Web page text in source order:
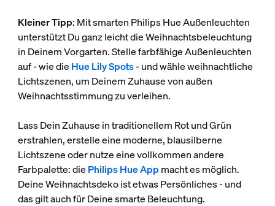
Kleiner Tipp: Mit smarten Philips Hue Außenleuchten
unterstützt Du ganz leicht die Weihnachtsbeleuchtung
in Deinem Vorgarten. Stelle farbfähige Außenleuchten
auf - wie die Hue Lily Spots- und wähle weihnachtliche
Lichtszenen, um Deinem Zuhause von außen
Weihnachtsstimmung zu verleihen.
Lass Dein Zuhause in traditionellem Rot und Grün
erstrahlen, erstelle eine moderne, blausilberne
Lichtszene oder nutze eine vollkommen andere
Farbpalette: die Philips Hue App macht es möglich.
Deine Weihnachtsdeko ist etwas Persönliches - und
das gilt auch für Deine smarte Beleuchtung.